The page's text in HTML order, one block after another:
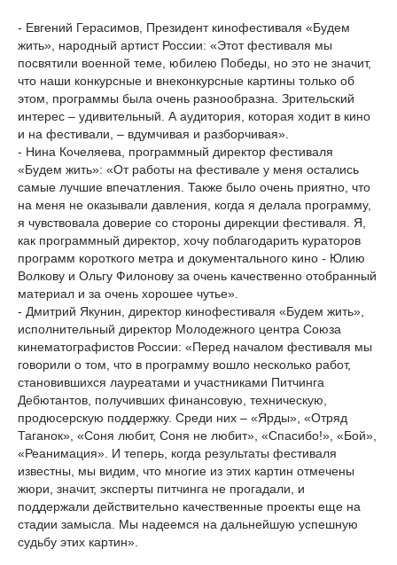
- Евгений Герасимов, Президент кинофестиваля «Будем
жить», народный артист России: «Этот фестиваля мы
посвятили военной теме, юбилею Победы, но это не значит,
что наши конкурсные и внеконкурсные картины только об
этом, программы была очень разнообразна. Зрительский
интерес – удивительный. А аудитория, которая ходит в кино
и на фестивали, – вдумчивая и разборчивая».
- Нина Кочеляева, программный директор фестиваля
«Будем жить»: «От работы на фестивале у меня остались
самые лучшие впечатления. Также было очень приятно, что
на меня не оказывали давления, когда я делала программу,
я чувствовала доверие со стороны дирекции фестиваля. Я,
как программный директор, хочу поблагодарить кураторов
программ короткого метра и документального кино - Юлию
Волкову и Ольгу Филонову за очень качественно отобранный
материал и за очень хорошее чутье».
- Дмитрий Якунин, директор кинофестиваля «Будем жить»,
исполнительный директор Молодежного центра Союза
кинематографистов России: «Перед началом фестиваля мы
говорили о том, что в программу вошло несколько работ,
становившихся лауреатами и участниками Питчинга
Дебютантов, получивших финансовую, техническую,
продюсерскую поддержку. Среди них – «Ярды», «Отряд
Таганок», «Соня любит, Соня не любит», «Спасибо!», «Бой»,
«Реанимация». И теперь, когда результаты фестиваля
известны, мы видим, что многие из этих картин отмечены
жюри, значит, эксперты питчинга не прогадали, и
поддержали действительно качественные проекты еще на
стадии замысла. Мы надеемся на дальнейшую успешную
судьбу этих картин».